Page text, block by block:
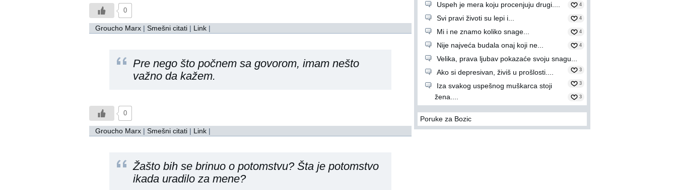
0
Groucho Marx | Smešni citati | Link |
Pre nego što počnem sa govorom, imam nešto
važno da kažem.
0
Groucho Marx | Smešni citati | Link |
Žašto bih se brinuo o potomstvu? Šta je potomstvo
ikada uradilo za mene?
Uspeh je mera koju procenjuju drugi.... 4
Svi pravi životi su lepi i... 4
Mi i ne znamo koliko snage... 4
Nije najveća budala onaj koji ne... 4
Velika, prava ljubav pokazaće svoju snagu...
3
Ako si depresivan, živiš u prošlosti....
3
Iza svakog uspešnog muškarca stoji
žena....
3
Poruke za Bozic